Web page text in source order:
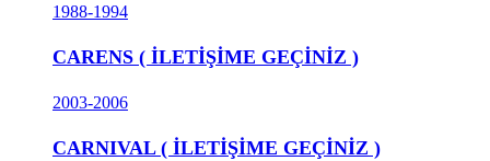
1988-1994
CARENS ( İLETİŞİME GEÇİNİZ )
2003-2006
CARNIVAL ( İLETİŞİME GEÇİNİZ )